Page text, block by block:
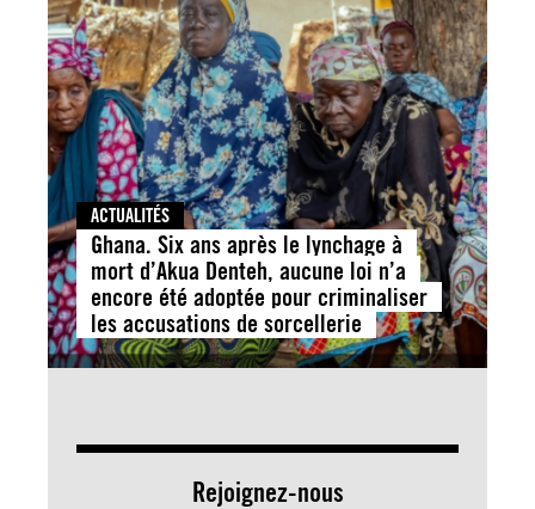
ACTUALITÉS
Ghana. Six ans après le lynchage à
mort d’Akua Denteh, aucune loi n’a
encore été adoptée pour criminaliser
les accusations de sorcellerie
Rejoignez-nous